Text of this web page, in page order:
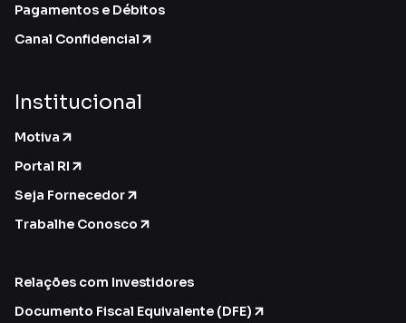
Pagamentos e Débitos
Canal Confidencial
Institucional
Motiva
Portal RI
Seja Fornecedor
Trabalhe Conosco
Relações com Investidores
Documento Fiscal Equivalente (DFE)